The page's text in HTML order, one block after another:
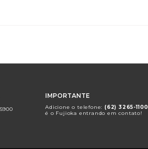
IMPORTANTE
Adicione o telefone: (62) 3265-1100
é o Fujioka entrando em contato!